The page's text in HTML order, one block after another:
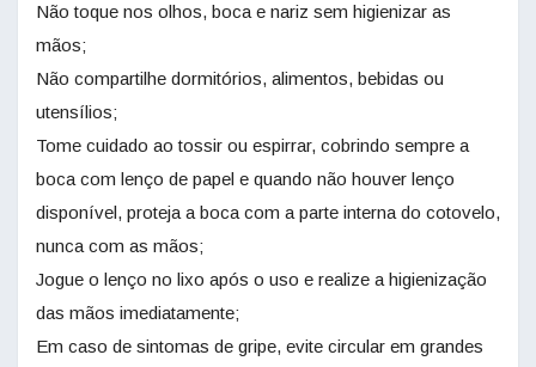
Não toque nos olhos, boca e nariz sem higienizar as
mãos;
Não compartilhe dormitórios, alimentos, bebidas ou
utensílios;
Tome cuidado ao tossir ou espirrar, cobrindo sempre a
boca com lenço de papel e quando não houver lenço
disponível, proteja a boca com a parte interna do cotovelo,
nunca com as mãos;
Jogue o lenço no lixo após o uso e realize a higienização
das mãos imediatamente;
Em caso de sintomas de gripe, evite circular em grandes